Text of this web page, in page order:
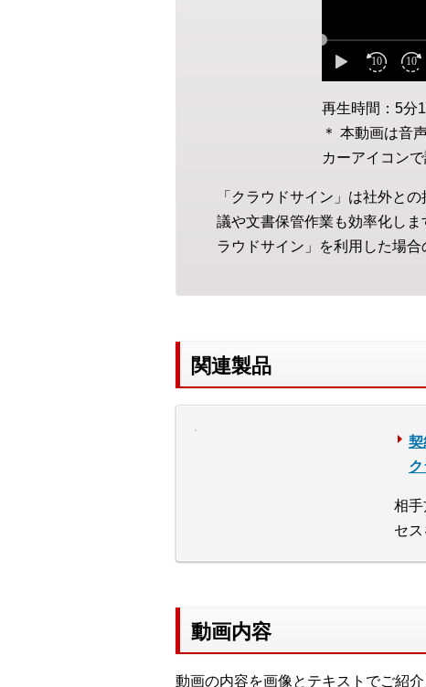
再生時間：5分
＊ 本動画は音
カーアイコンで
「クラウドサイン」は社外と
議や文書保管作業も効率化し
ラウドサイン」を利用した場合
関連製品
契
相
セ
動画内容
動画の内容を画像とテキストでご紹介